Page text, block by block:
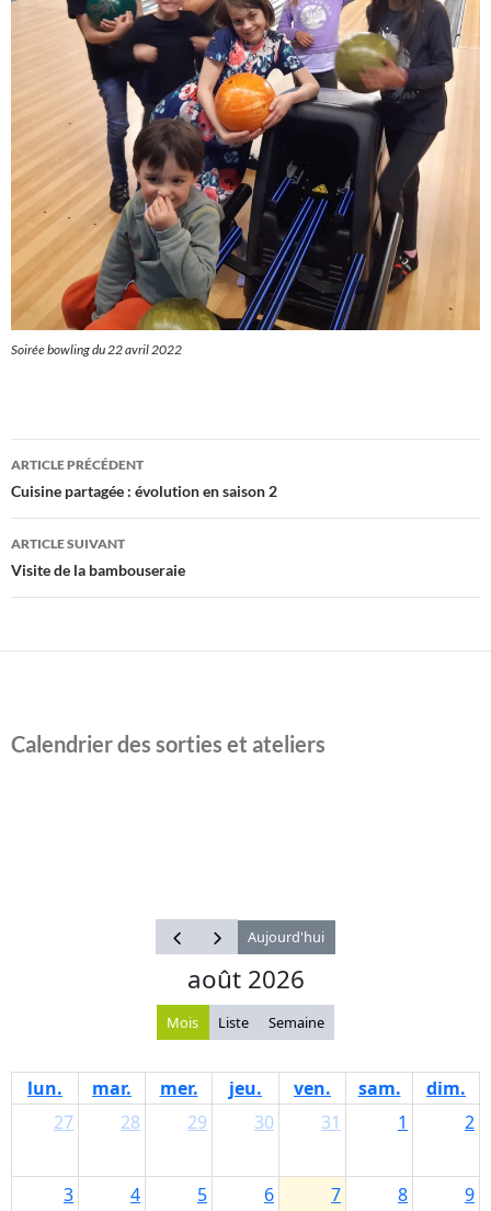
Soirée bowling du 22 avril 2022
Navigation
des
articles
ARTICLE PRÉCÉDENT
Cuisine partagée : évolution en saison 2
ARTICLE SUIVANT
Visite de la bambouseraie
Calendrier des sorties et ateliers